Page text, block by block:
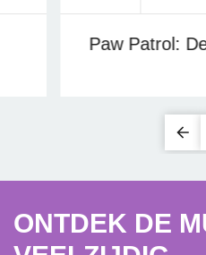
Paw Patrol:
ONTDEK DE